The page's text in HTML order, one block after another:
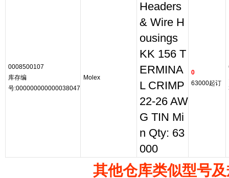
0008500107
库存编
号:000000000000038047
Molex
Headers
& Wire H
ousings
KK 156 T
ERMINA
L CRIMP
22-26 AW
G TIN Mi
n Qty: 63
000
0
63000起订
其他仓库类似型号